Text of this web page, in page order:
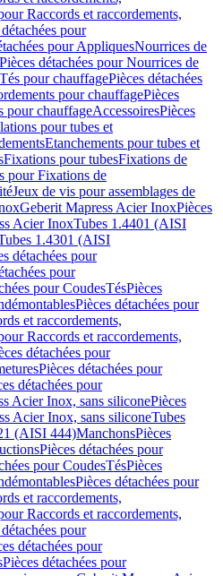
Raccords et raccordements,
pour
pour AppliquesNourrices de
Pièces détachées pour Nourrices de
Tés pour chauffagePièces détachées
pour chauffagePièces
pour chauffageAccessoiresPièces
pour tubes et
Etanchements pour tubes et
Fixations pour tubesFixations de
pour Fixations de
Jeux de vis pour assemblages de
Geberit Mapress Acier InoxPièces
Acier InoxTubes 1.4401 (AISI
1.4301 (AISI
détachées pour
pour
pour CoudesTésPièces
Pièces détachées pour
et raccordements,
Raccords et raccordements,
détachées pour
Pièces détachées pour
détachées pour
Acier Inox, sans siliconePièces
Acier Inox, sans siliconeTubes
(AISI 444)ManchonsPièces
Pièces détachées pour
pour CoudesTésPièces
Pièces détachées pour
et raccordements,
Raccords et raccordements,
pour
détachées pour
Pièces détachées pour